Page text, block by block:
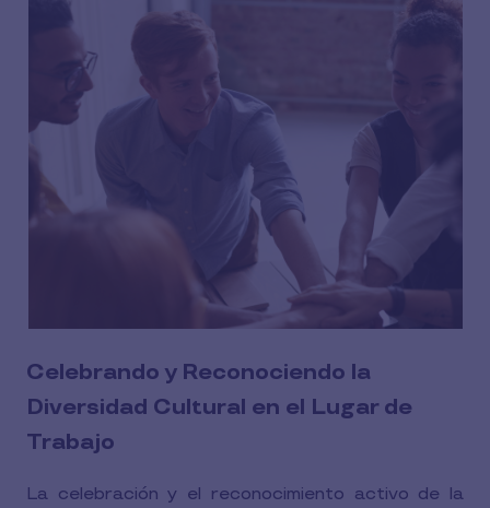
Celebrando y Reconociendo la
Diversidad Cultural en el Lugar de
Trabajo
La celebración y el reconocimiento activo de la